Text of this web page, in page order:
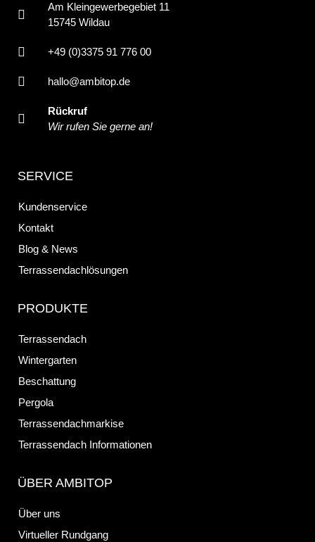
Am Kleingewerbegebiet 11
15745 Wildau
+49 (0)3375 91 776 00
hallo@ambitop.de
Rückruf
Wir rufen Sie gerne an!
SERVICE
Kundenservice
Kontakt
Blog & News
Terrassendachlösungen
PRODUKTE
Terrassendach
Wintergarten
Beschattung
Pergola
Terrassendachmarkise
Terrassendach Informationen
ÜBER AMBITOP
Über uns
Virtueller Rundgang